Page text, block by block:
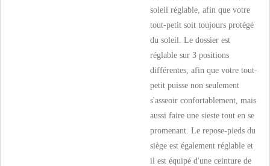
soleil réglable, afin que votre
tout-petit soit toujours protégé
du soleil. Le dossier est
réglable sur 3 positions
différentes, afin que votre tout-
petit puisse non seulement
s'asseoir confortablement, mais
aussi faire une sieste tout en se
promenant. Le repose-pieds du
siège est également réglable et
il est équipé d'une ceinture de